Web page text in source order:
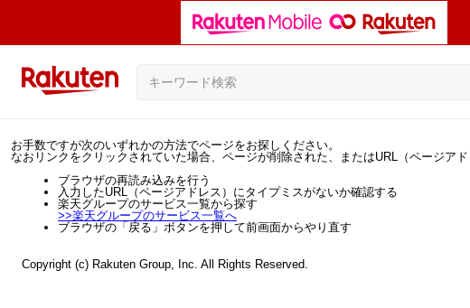
お手数ですが次のいずれかの方法でページをお探しください。
なおリンクをクリックされていた場合、ページが削除された、またはURL（ページア
ブラウザの再読み込みを行う
入力したURL（ページアドレス）にタイプミスがないか確認する
楽天グループのサービス一覧から探す
>>楽天グループのサービス一覧へ
ブラウザの「戻る」ボタンを押して前画面からやり直す
Copyright (c) Rakuten Group, Inc. All Rights Reserved.